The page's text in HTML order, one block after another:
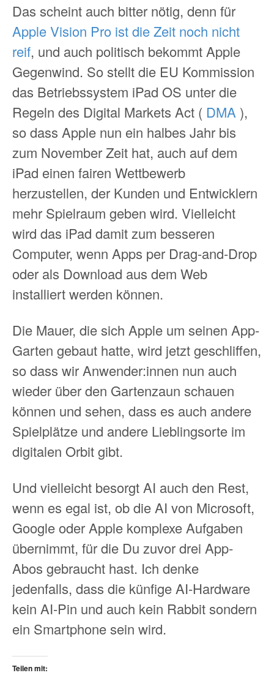
Das scheint auch bitter nötig, denn für
Apple Vision Pro ist die Zeit noch nicht
reif, und auch politisch bekommt Apple
Gegenwind. So stellt die EU Kommission
das Betriebssystem iPad OS unter die
Regeln des Digital Markets Act ( DMA ),
so dass Apple nun ein halbes Jahr bis
zum November Zeit hat, auch auf dem
iPad einen fairen Wettbewerb
herzustellen, der Kunden und Entwicklern
mehr Spielraum geben wird. Vielleicht
wird das iPad damit zum besseren
Computer, wenn Apps per Drag-and-Drop
oder als Download aus dem Web
installiert werden können.
Die Mauer, die sich Apple um seinen App-
Garten gebaut hatte, wird jetzt geschliffen,
so dass wir Anwender:innen nun auch
wieder über den Gartenzaun schauen
können und sehen, dass es auch andere
Spielplätze und andere Lieblingsorte im
digitalen Orbit gibt.
Und vielleicht besorgt AI auch den Rest,
wenn es egal ist, ob die AI von Microsoft,
Google oder Apple komplexe Aufgaben
übernimmt, für die Du zuvor drei App-
Abos gebraucht hast. Ich denke
jedenfalls, dass die künfige AI-Hardware
kein AI-Pin und auch kein Rabbit sondern
ein Smartphone sein wird.
Teilen mit: